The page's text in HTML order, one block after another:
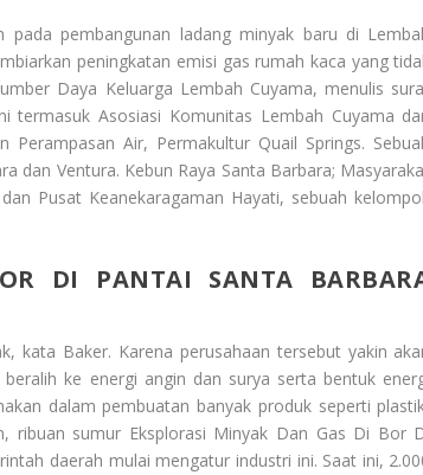
pembangunan ladang minyak baru di
peningkatan emisi gas rumah kaca yang
Daya Keluarga Lembah Cuyama, menulis
termasuk Asosiasi Komunitas Lembah Cuyama
Air, Permakultur Quail Springs.
dan Ventura. Kebun Raya Santa Barbara;
Pusat Keanekaragaman Hayati, sebuah
DI PANTAI SANTA
kata Baker. Karena perusahaan tersebut yakin
ke energi angin dan surya serta bentuk
dalam pembuatan banyak produk seperti
ribuan sumur Eksplorasi Minyak Dan Gas Di Bor
daerah mulai mengatur industri ini. Saat ini,